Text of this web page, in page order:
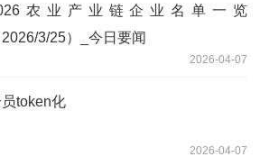
农业产业链企业名单一览
2026/3/25）_今日要闻
2026-04-07
token化
2026-04-07